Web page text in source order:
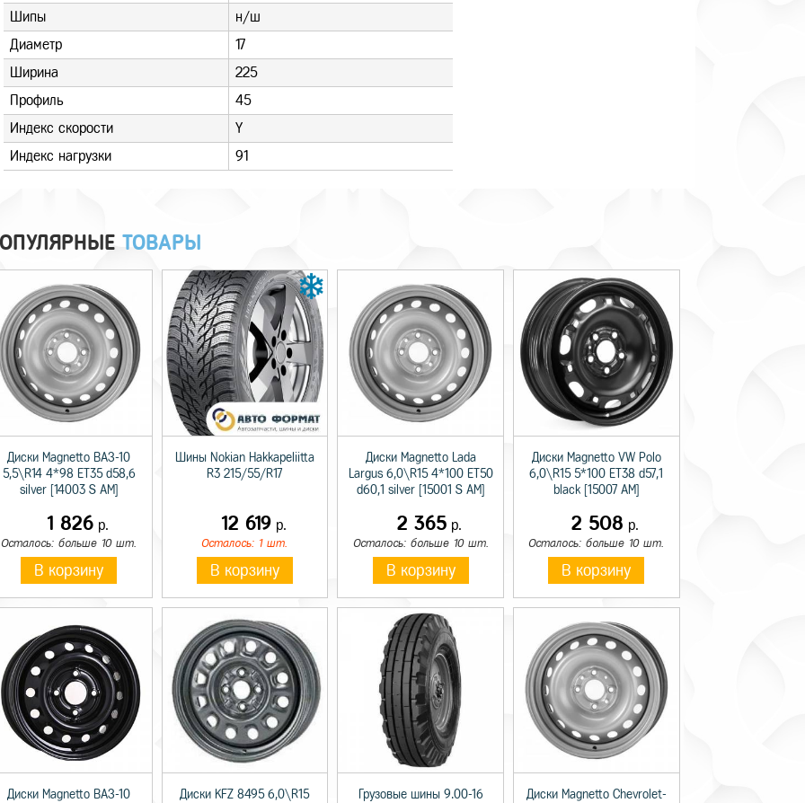
Шипы
н/ш
Диаметр
17
Ширина
225
Профиль
45
Индекс скорости
Y
Индекс нагрузки
91
ТОВАРЫ
Диски Magnetto ВАЗ-10
5,5\R14 4*98 ET35 d58,6
silver [14003 S AM]
1 826 р.
Осталось: больше 10 шт.
В корзину
Шины Nokian Hakkapeliitta
R3 215/55/R17
12 619р.
Осталось: 1 шт.
В корзину
Диски Magnetto Lada
Largus 6,0\R15 4*100 ET50
d60,1 silver [15001 S AM]
2 365 р.
Осталось: больше 10 шт.
В корзину
Диски Magnetto VW Polo
6,0\R15 5*100 ET38 d57,1
black [15007 AM]
2 508 р.
Осталось: больше 10 шт.
В корзину
Диски Magnetto ВАЗ-10
Диски KFZ 8495 6,0\R15
Грузовые шины 9.00-16
Диски Magnetto Chevrolet-